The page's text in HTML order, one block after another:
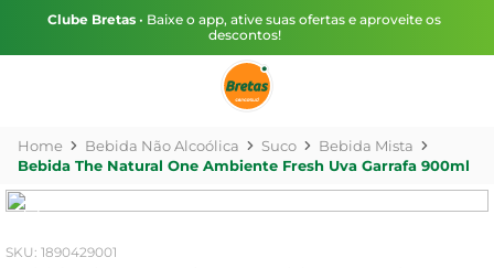
Clube Bretas • Baixe o app, ative suas ofertas e aproveite os
descontos!
Bebida Não Alcoólica Suco
Bebida Mista
Bebida The Natural One Ambiente Fresh Uva Garrafa 900ml
: 1890429001